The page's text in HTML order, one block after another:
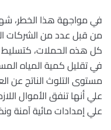
في مواجهة هذا الخطر،
من قبل عدد من الشركات
كل هذه الحملات،
في تقليل كمية المياه
مستوى التلوث الناتج عن
علي أنها تنفق الأموال
علي إمدادات مائية آمنة